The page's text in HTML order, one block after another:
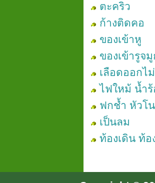
ตะคริว
ก้างติดคอ
ของเข้าหู
ของเข้ารูจ
เลือดออกไ
ไฟใหม้ น้ำ
ฟกช้ำ หัวโ
เป็นลม
ท้องเดิน ท้อ